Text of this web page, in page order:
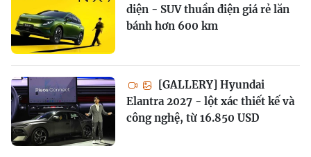
diện - SUV thuần điện giá rẻ lăn
bánh hơn 600 km
[GALLERY] Hyundai
Elantra 2027 - lột xác thiết kế và
công nghệ, từ 16.850 USD